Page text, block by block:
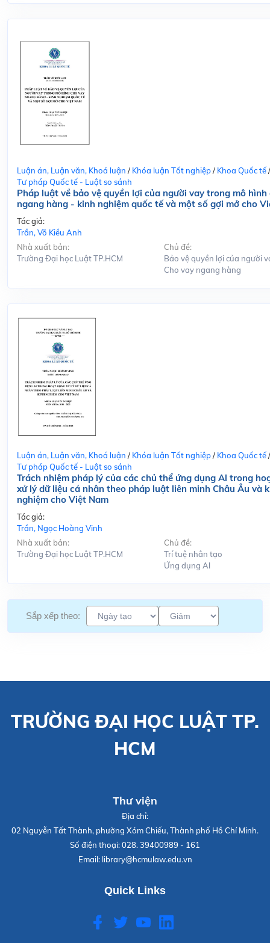
Luận án, Luận văn, Khoá luận / Khóa luận Tốt nghiệp/ Khoa Quốc tế/
Tư pháp Quốc tế - Luật so sánh
Pháp luật về bảo vệ quyền lợi của người vay trong mô hình
ngang hàng - kinh nghiệm quốc tế và một số gợi mở cho
Tác giả:
Trần, Võ Kiều Anh
Nhà xuất bản:
Trường Đại học Luật TP.HCM
Chủ đề:
Bảo vệ quyền lợi của người
Cho vay ngang hàng
Luận án, Luận văn, Khoá luận / Khóa luận Tốt nghiệp/ Khoa Quốc tế/
Tư pháp Quốc tế - Luật so sánh
Trách nhiệm pháp lý của các chủ thể ứng dụng Al trong
xử lý dữ liệu cá nhân theo pháp luật liên minh Châu Âu và
nghiệm cho Việt Nam
Tác giả:
Trần, Ngọc Hoàng Vinh
Nhà xuất bản:
Trường Đại học Luật TP.HCM
Chủ đề:
Trí tuệ nhân tạo
Ứng dụng Al
Sắp xếp theo:
TRƯỜNG ĐẠI HỌC LUẬT TP.
HCM
Thư viện
Địa chỉ:
02 Nguyễn Tất Thành, phường Xóm Chiếu, Thành phố Hồ Chí Minh.
Số điện thoại:028. 39400989 - 161
Email: library@hcmulaw.edu.vn
Quick Links